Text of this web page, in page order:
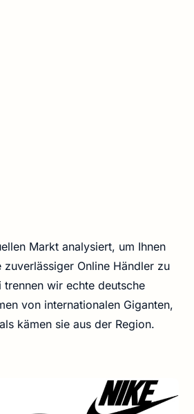
Markt analysiert, um Ihnen
zuverlässiger Online Händler zu
trennen wir echte deutsche
von internationalen Giganten,
kämen sie aus der Region.